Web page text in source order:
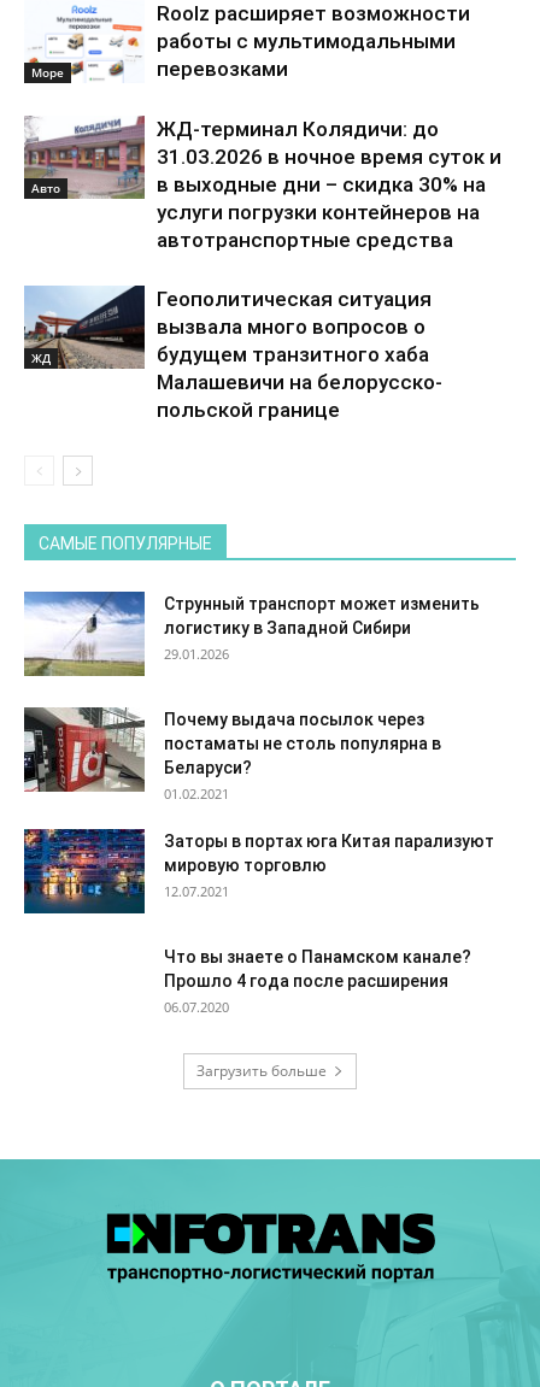
Море
Roolz расширяет возможности
работы с мультимодальными
перевозками
Авто
ЖД-терминал Колядичи: до
31.03.2026 в ночное время суток и
в выходные дни – скидка 30% на
услуги погрузки контейнеров на
автотранспортные средства
ЖД
Геополитическая ситуация
вызвала много вопросов о
будущем транзитного хаба
Малашевичи на белорусско-
польской границе
САМЫЕ ПОПУЛЯРНЫЕ
Струнный транспорт может изменить
логистику в Западной Сибири
29.01.2026
Почему выдача посылок через
постаматы не столь популярна в
Беларуси?
01.02.2021
Заторы в портах юга Китая парализуют
мировую торговлю
12.07.2021
Что вы знаете о Панамском канале?
Прошло 4 года после расширения
06.07.2020
Загрузить больше